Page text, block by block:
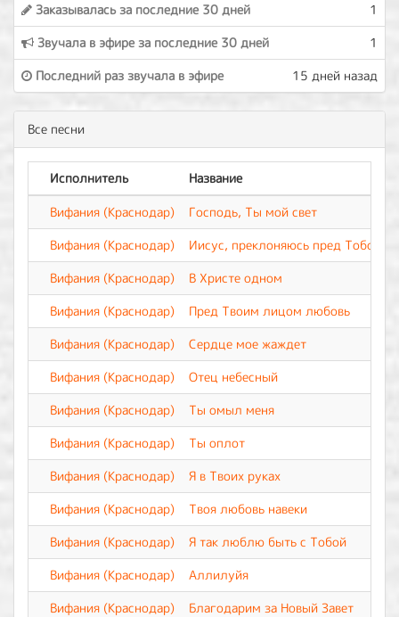
Заказывалась за последние 30 дней
1
Звучала в эфире за последние 30 дней
1
Последний раз звучала в эфире
15 дней назад
Все песни
Исполнитель
Название
Вифания (Краснодар)
Господь, Ты мой свет
Вифания (Краснодар)
Иисус, преклоняюсь пред Тобой
Вифания (Краснодар)
В Христе одном
Вифания (Краснодар)
Пред Твоим лицом любовь
Вифания (Краснодар)
Сердце мое жаждет
Вифания (Краснодар)
Отец небесный
Вифания (Краснодар)
Ты омыл меня
Вифания (Краснодар)
Ты оплот
Вифания (Краснодар)
Я в Твоих руках
Вифания (Краснодар)
Твоя любовь навеки
Вифания (Краснодар)
Я так люблю быть с Тобой
Вифания (Краснодар)
Аллилуйя
Вифания (Краснодар)
Благодарим за Новый Завет